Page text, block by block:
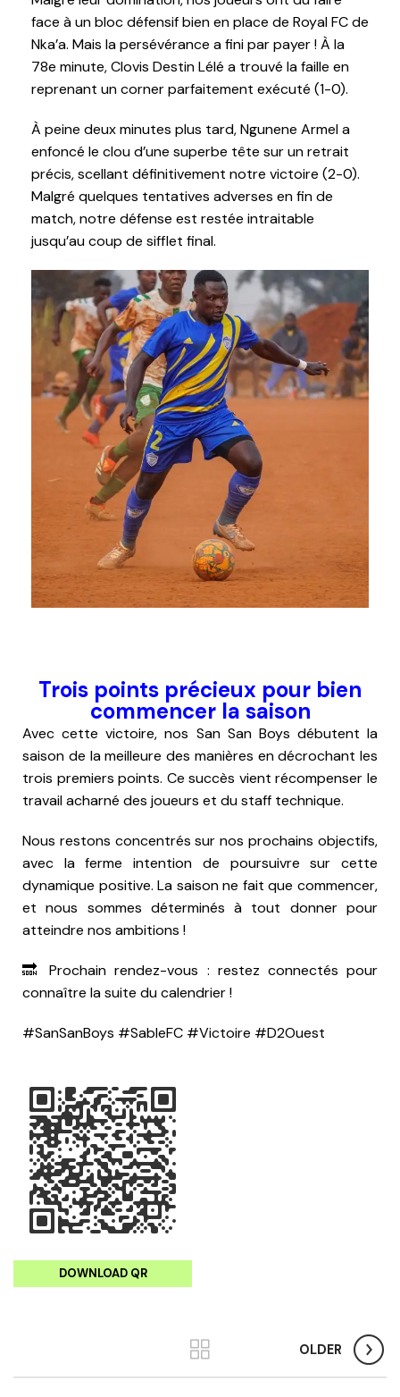
face à un bloc défensif bien en place de Royal FC de
Nka’a. Mais la persévérance a fini par payer ! À la
78e minute, Clovis Destin Lélé a trouvé la faille en
reprenant un corner parfaitement exécuté (1-0).
À peine deux minutes plus tard, Ngunene Armel a
enfoncé le clou d’une superbe tête sur un retrait
précis, scellant définitivement notre victoire (2-0).
Malgré quelques tentatives adverses en fin de
match, notre défense est restée intraitable
jusqu’au coup de sifflet final.
Trois points précieux pour bien
commencer la saison
Avec cette victoire, nos San San Boys débutent la
saison de la meilleure des manières en décrochant les
trois premiers points. Ce succès vient récompenser le
travail acharné des joueurs et du staff technique.
Nous restons concentrés sur nos prochains objectifs,
avec la ferme intention de poursuivre sur cette
dynamique positive. La saison ne fait que commencer,
et nous sommes déterminés à tout donner pour
atteindre nos ambitions !
🔜 Prochain rendez-vous : restez connectés pour
connaître la suite du calendrier !
#SanSanBoys #SableFC #Victoire #D2Ouest
DOWNLOAD QR
OLDER